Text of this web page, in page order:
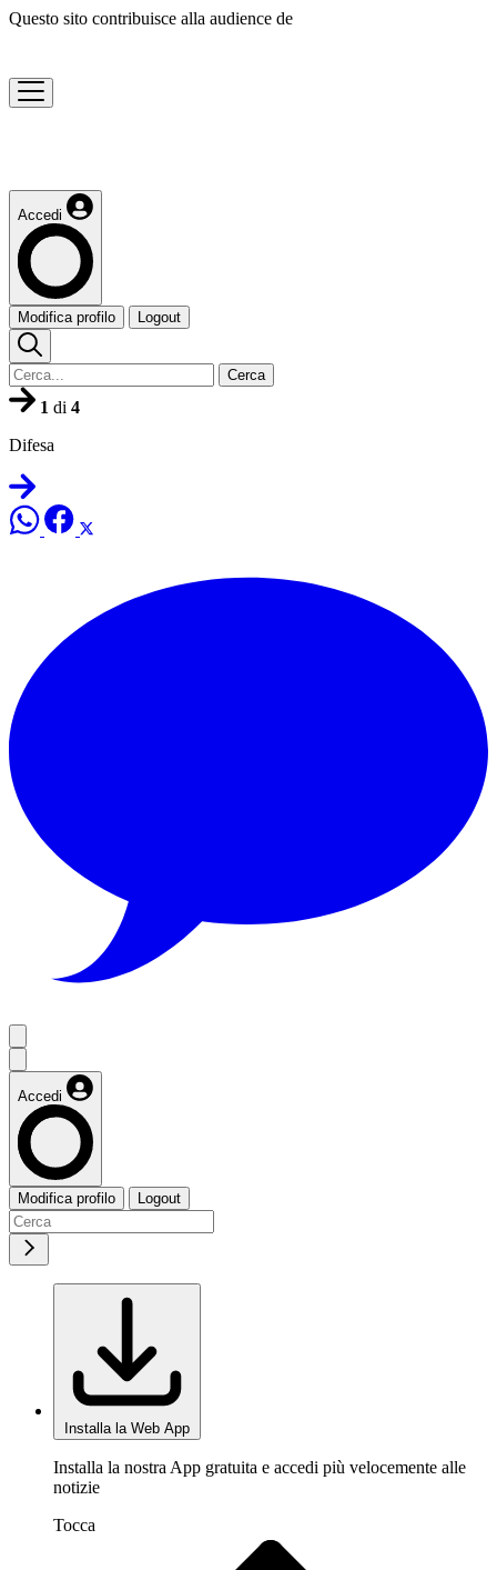
Questo sito contribuisce alla audience de
Accedi
Modifica profilo Logout
Cerca
1 di 4
Difesa
Accedi
Modifica profilo Logout
Installa la Web App
Installa la nostra App gratuita e accedi più velocemente alle
notizie
Tocca